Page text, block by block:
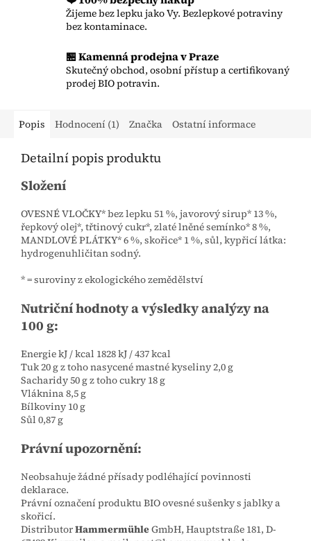
Žijeme bez lepku jako Vy. Bezlepkové potraviny
bez kontaminace.
🏪 Kamenná prodejna v Praze
Skutečný obchod, osobní přístup a certifikovaný
prodej BIO potravin.
Popis Hodnocení (1) Značka Ostatní informace
Detailní popis produktu
Složení
OVESNÉ VLOČKY* bez lepku 51 %, javorový sirup* 13 %,
řepkový olej*, třtinový cukr*, zlaté lněné semínko* 8 %,
MANDLOVÉ PLÁTKY* 6 %, skořice* 1 %, sůl, kypřicí látka:
hydrogenuhličitan sodný.
* = suroviny z ekologického zemědělství
Nutriční hodnoty a výsledky analýzy na
100 g:
Energie kJ / kcal 1828 kJ / 437 kcal
Tuk 20 g z toho nasycené mastné kyseliny 2,0 g
Sacharidy 50 g z toho cukry 18 g
Vláknina 8,5 g
Bílkoviny 10 g
Sůl 0,87 g
Právní upozornění:
Neobsahuje žádné přísady podléhající povinnosti
deklarace.
Právní označení produktu BIO ovesné sušenky s jablky a
skořicí.
DistributorHammermühleGmbH, Hauptstraße 181, D-